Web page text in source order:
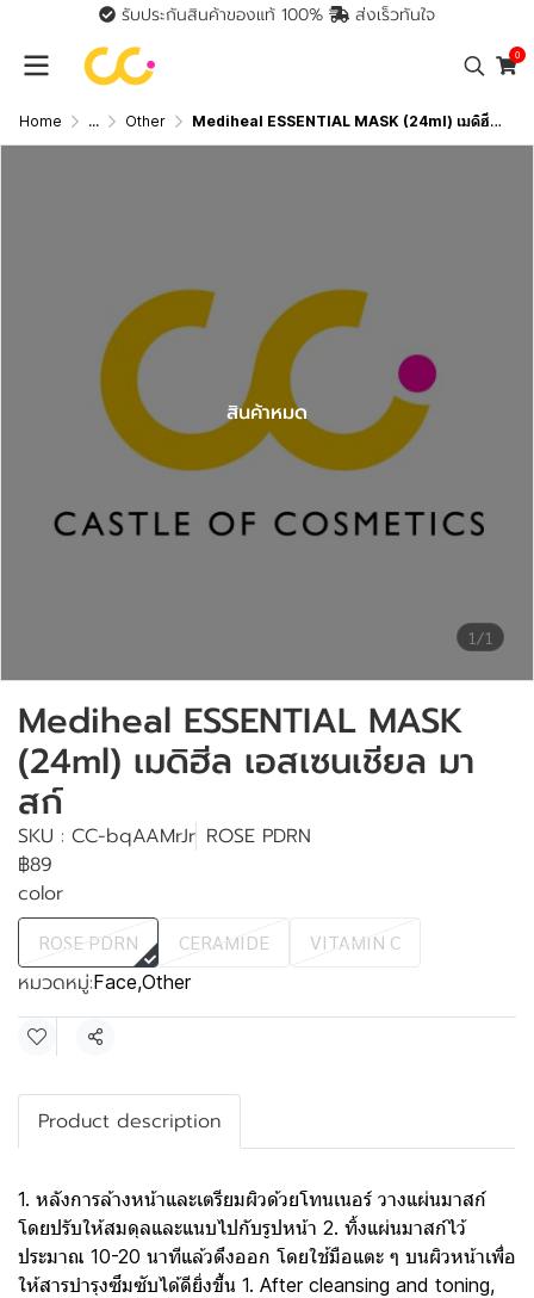
รับประกันสินค้าของแท้ 100% ส่งเร็วทันใจ
0
Home ... Other Mediheal ESSENTIAL MASK (24ml) เมดิฮีล เอสเซนเชียล มาสก์
1/1
สินค้าหมด
Mediheal ESSENTIAL MASK
(24ml) เมดิฮีล เอสเซนเชียล มา
สก์
SKU : CC-bqAAMrJr ROSE PDRN
฿89
color
ROSE PDRN CERAMIDE VITAMIN C
หมวดหมู่:Face,Other
แชร์
Product description
1. หลังการล้างหน้าและเตรียมผิวด้วยโทนเนอร์ วางแผ่นมาสก์
โดยปรับให้สมดุลและแนบไปกับรูปหน้า 2. ทิ้งแผ่นมาสก์ไว้
ประมาณ 10-20 นาทีแล้วดึงออก โดยใช้มือแตะ ๆ บนผิวหน้าเพื่อ
ให้สารบำรุงซึมซับได้ดียิ่งขึ้น 1. After cleansing and toning,